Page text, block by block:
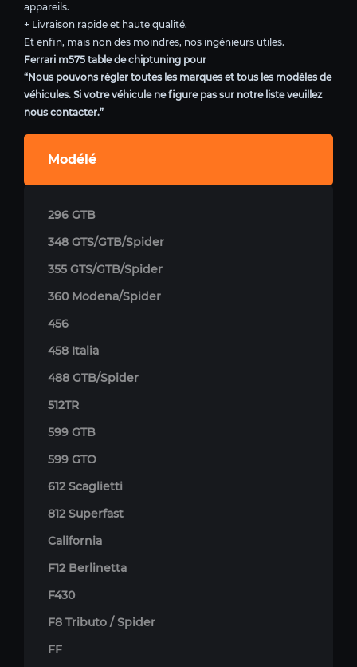
appareils.
+ Livraison rapide et haute qualité.
Et enfin, mais non des moindres, nos ingénieurs utiles.
Ferrari m575 table de chiptuning pour
“Nous pouvons régler toutes les marques et tous les modèles de
véhicules. Si votre véhicule ne figure pas sur notre liste veuillez
nous contacter.”
Modélé
296 GTB
348 GTS/GTB/Spider
355 GTS/GTB/Spider
360 Modena/Spider
456
458 Italia
488 GTB/Spider
512TR
599 GTB
599 GTO
612 Scaglietti
812 Superfast
California
F12 Berlinetta
F430
F8 Tributo / Spider
FF